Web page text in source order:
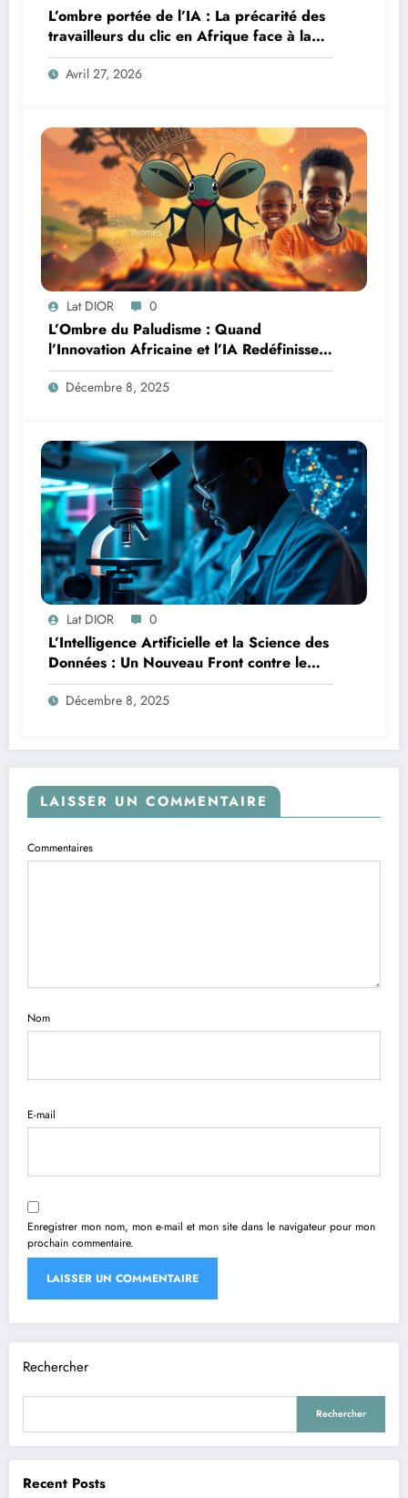
L’ombre portée de l’IA : La précarité des
travailleurs du clic en Afrique face à la
révolution numérique
Avril 27, 2026
Lat DIOR 0
L’Ombre du Paludisme : Quand
l’Innovation Africaine et l’IA Redéfinissent
la Lutte
Décembre 8, 2025
Lat DIOR 0
L’Intelligence Artificielle et la Science des
Données : Un Nouveau Front contre le
Paludisme en Afrique
Décembre 8, 2025
LAISSER UN COMMENTAIRE
Commentaires
Nom
E-mail
Enregistrer mon nom, mon e-mail et mon site dans le navigateur pour mon
prochain commentaire.
Rechercher
Rechercher
Recent Posts